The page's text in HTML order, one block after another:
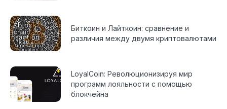
Биткоин и Лайткоин: сравнение и
различия между двумя криптовалютами
LoyalCoin: Революционизируя мир
программ лояльности с помощью
блокчейна